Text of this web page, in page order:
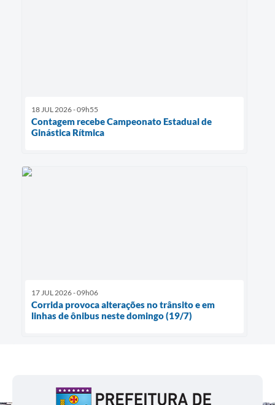
18 JUL 2026 - 09h55
Contagem recebe Campeonato Estadual de
Ginástica Rítmica
17 JUL 2026 - 09h06
Corrida provoca alterações no trânsito e em
linhas de ônibus neste domingo (19/7)